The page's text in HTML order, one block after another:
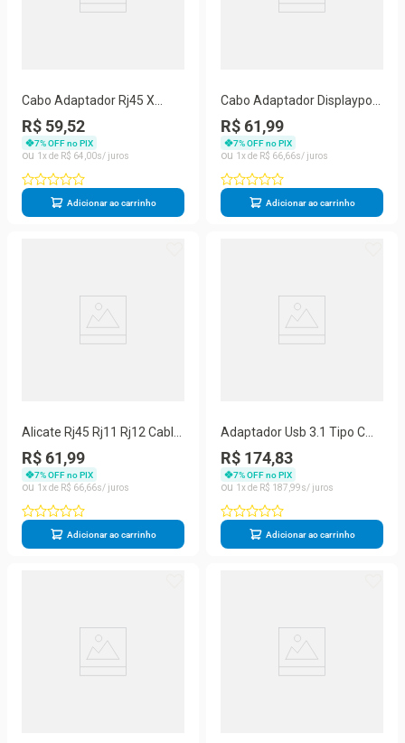
Cabo Adaptador Rj45 X
Rs232
R$ 59,52
7% OFF no PIX
1
R$ 64 00
Adicionar ao carrinho
Cabo Adaptador Displayport
Para Vga
R$ 61,99
7% OFF no PIX
1
R$ 66 66
Adicionar ao carrinho
Alicate Rj45 Rj11 Rj12 Cable
Stripper Ferramenta
R$ 61,99
7% OFF no PIX
1
R$ 66 66
Adicionar ao carrinho
Adaptador Usb 3.1 Tipo C
Thunderbolt 3.0 X Hdmi Usb
3 Tipo C
R$ 174,83
7% OFF no PIX
1
R$ 187 99
Adicionar ao carrinho